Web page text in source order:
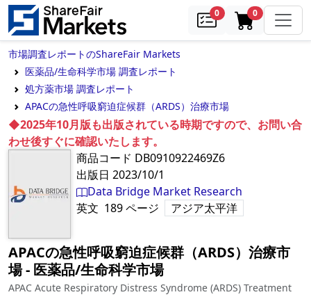
0samples0in cart
市場調査レポートのShareFair Markets
医薬品/生命科学市場 調査レポート
処方薬市場 調査レポート
APACの急性呼吸窮迫症候群（ARDS）治療市場
◆2025年10月版も出版されている時期ですので、お問い合
わせ後すぐに確認いたします。
商品コード DB0910922469Z6
出版日 2023/10/1
Data Bridge Market Research
英文 189ページ アジア太平洋
APACの急性呼吸窮迫症候群（ARDS）治療市
場‐ 医薬品/生命科学市場
APAC Acute Respiratory Distress Syndrome (ARDS) Treatment